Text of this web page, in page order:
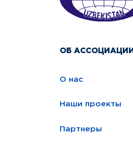
ОБ АССОЦИАЦИИ
О нас
Наши проекты
Партнеры